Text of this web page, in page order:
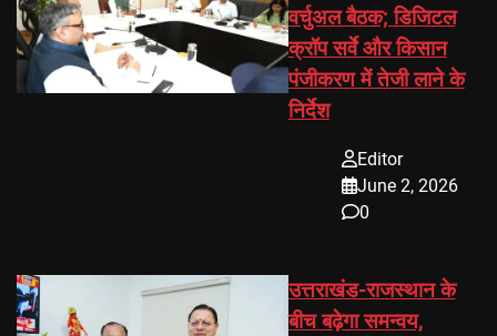
वर्चुअल बैठक; डिजिटल
क्रॉप सर्वे और किसान
पंजीकरण में तेजी लाने के
निर्देश
Editor
June 2, 2026
0
उत्तराखंड-राजस्थान के
बीच बढ़ेगा समन्वय,